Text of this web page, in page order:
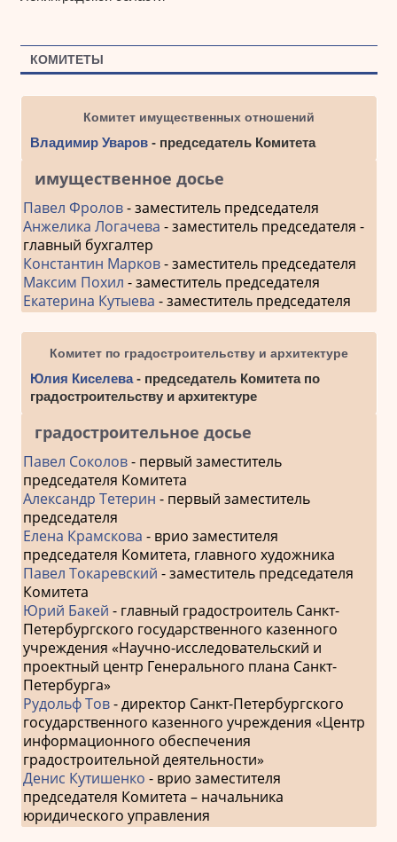
КОМИТЕТЫ
Комитет имущественных отношений
Владимир Уваров- председатель Комитета
имущественное досье
Павел Фролов- заместитель председателя
Анжелика Логачева - заместитель председателя -
главный бухгалтер
Константин Марков- заместитель председателя
Максим Похил - заместитель председателя
Екатерина Кутыева - заместитель председателя
Комитет по градостроительству и архитектуре
Юлия Киселева- председатель Комитета по
градостроительству и архитектуре
градостроительное досье
Павел Соколов- первый заместитель
председателя Комитета
Александр Тетерин - первый заместитель
председателя
Елена Крамскова - врио заместителя
председателя Комитета, главного художника
Павел Токаревский - заместитель председателя
Комитета
Юрий Бакей - главный градостроитель Санкт-
Петербургского государственного казенного
учреждения «Научно-исследовательский и
проектный центр Генерального плана Санкт-
Петербурга»
Рудольф Тов- директор Санкт-Петербургского
государственного казенного учреждения «Центр
информационного обеспечения
градостроительной деятельности»
Денис Кутишенко - врио заместителя
председателя Комитета – начальника
юридического управления